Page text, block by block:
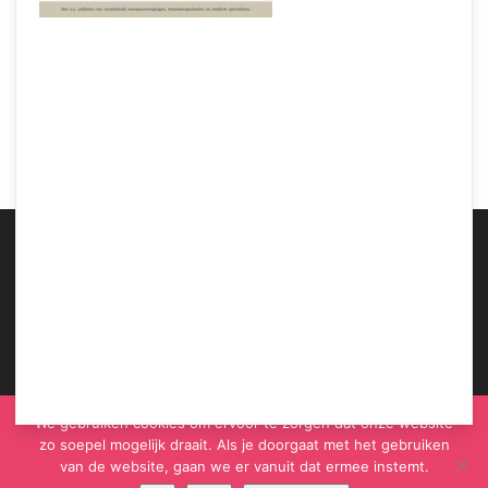
We gebruiken cookies om ervoor te zorgen dat onze website
zo soepel mogelijk draait. Als je doorgaat met het gebruiken
van de website, gaan we er vanuit dat ermee instemt.